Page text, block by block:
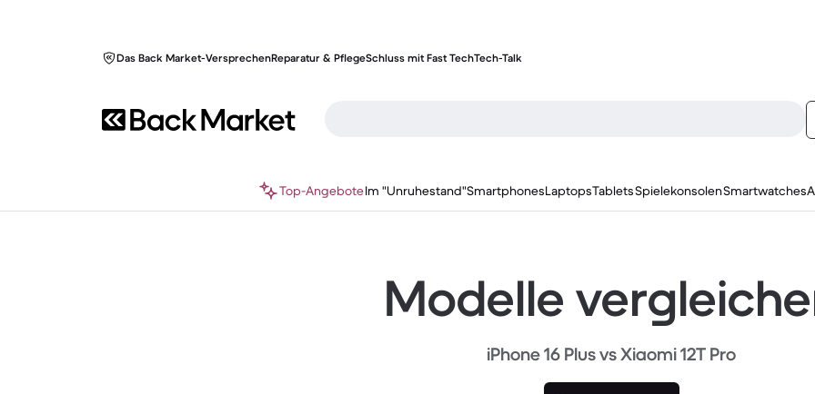
Das Back Market-VersprechenReparatur & PflegeSchluss mit Fast TechTech-Talk
Top-AngeboteIm "Unruhestand"SmartphonesLaptopsTabletsSpielekonsolenSmartwatches
Modelle
iPhone 16 Plus vs Xiaomi 12T Pro